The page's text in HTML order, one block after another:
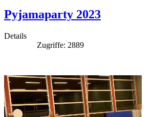
Pyjamaparty 2023
Details
Zugriffe: 2889